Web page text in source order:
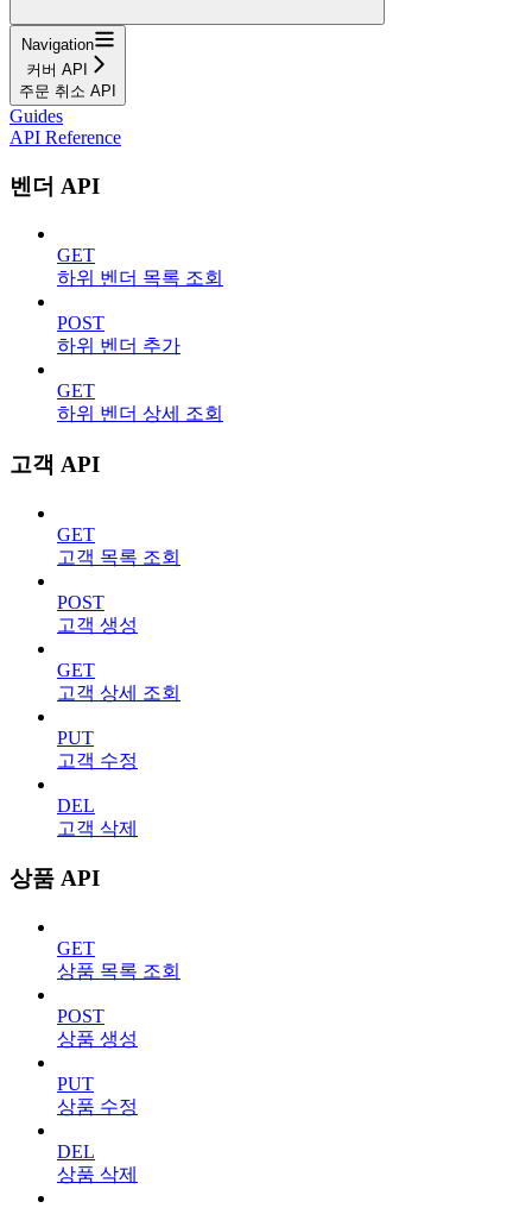
Navigation
커버 API
주문 취소 API
Guides
API Reference
벤더 API
GET
하위 벤더 목록 조회
POST
하위 벤더 추가
GET
하위 벤더 상세 조회
고객 API
GET
고객 목록 조회
POST
고객 생성
GET
고객 상세 조회
PUT
고객 수정
DEL
고객 삭제
상품 API
GET
상품 목록 조회
POST
상품 생성
PUT
상품 수정
DEL
상품 삭제